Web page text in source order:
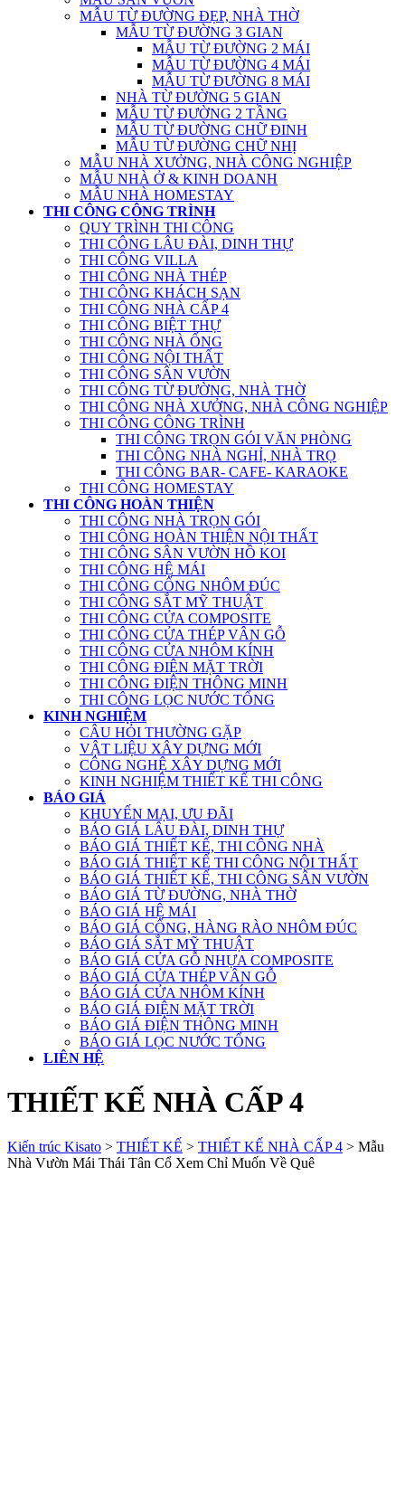
MẪU TỪ ĐƯỜNG ĐẸP, NHÀ THỜ
MẪU TỪ ĐƯỜNG 3 GIAN
MẪU TỪ ĐƯỜNG 2 MÁI
MẪU TỪ ĐƯỜNG 4 MÁI
MẪU TỪ ĐƯỜNG 8 MÁI
NHÀ TỪ ĐƯỜNG 5 GIAN
MẪU TỪ ĐƯỜNG 2 TẦNG
MẪU TỪ ĐƯỜNG CHỮ ĐINH
MẪU TỪ ĐƯỜNG CHỮ NHỊ
MẪU NHÀ XƯỞNG, NHÀ CÔNG NGHIỆP
MẪU NHÀ Ở & KINH DOANH
MẪU NHÀ HOMESTAY
THI CÔNG CÔNG TRÌNH
QUY TRÌNH THI CÔNG
THI CÔNG LÂU ĐÀI, DINH THỰ
THI CÔNG VILLA
THI CÔNG NHÀ THÉP
THI CÔNG KHÁCH SẠN
THI CÔNG NHÀ CẤP 4
THI CÔNG BIỆT THỰ
THI CÔNG NHÀ ỐNG
THI CÔNG NỘI THẤT
THI CÔNG SÂN VƯỜN
THI CÔNG TỪ ĐƯỜNG, NHÀ THỜ
THI CÔNG NHÀ XƯỞNG, NHÀ CÔNG NGHIỆP
THI CÔNG CÔNG TRÌNH
THI CÔNG TRỌN GÓI VĂN PHÒNG
THI CÔNG NHÀ NGHỈ, NHÀ TRỌ
THI CÔNG BAR- CAFE- KARAOKE
THI CÔNG HOMESTAY
THI CÔNG HOÀN THIỆN
THI CÔNG NHÀ TRỌN GÓI
THI CÔNG HOÀN THIỆN NỘI THẤT
THI CÔNG SÂN VƯỜN HỒ KOI
THI CÔNG HỆ MÁI
THI CÔNG CỔNG NHÔM ĐÚC
THI CÔNG SẮT MỸ THUẬT
THI CÔNG CỬA COMPOSITE
THI CÔNG CỬA THÉP VÂN GỖ
THI CÔNG CỬA NHÔM KÍNH
THI CÔNG ĐIỆN MẶT TRỜI
THI CÔNG ĐIỆN THÔNG MINH
THI CÔNG LỌC NƯỚC TỔNG
KINH NGHIỆM
CÂU HỎI THƯỜNG GẶP
VẬT LIỆU XÂY DỰNG MỚI
CÔNG NGHỆ XÂY DỰNG MỚI
KINH NGHIỆM THIẾT KẾ THI CÔNG
BÁO GIÁ
KHUYẾN MẠI, ƯU ĐÃI
BÁO GIÁ LÂU ĐÀI, DINH THỰ
BÁO GIÁ THIẾT KẾ, THI CÔNG NHÀ
BÁO GIÁ THIẾT KẾ THI CÔNG NỘI THẤT
BÁO GIÁ THIẾT KẾ, THI CÔNG SÂN VƯỜN
BÁO GIÁ TỪ ĐƯỜNG, NHÀ THỜ
BÁO GIÁ HỆ MÁI
BÁO GIÁ CỔNG, HÀNG RÀO NHÔM ĐÚC
BÁO GIÁ SẮT MỸ THUẬT
BÁO GIÁ CỬA GỖ NHỰA COMPOSITE
BÁO GIÁ CỬA THÉP VÂN GỖ
BÁO GIÁ CỬA NHÔM KÍNH
BÁO GIÁ ĐIỆN MẶT TRỜI
BÁO GIÁ ĐIỆN THÔNG MINH
BÁO GIÁ LỌC NƯỚC TỔNG
LIÊN HỆ
THIẾT KẾ NHÀ CẤP 4
Kiến trúc Kisato > THIẾT KẾ > THIẾT KẾ NHÀ CẤP 4 > Mẫu
Nhà Vườn Mái Thái Tân Cổ Xem Chỉ Muốn Về Quê